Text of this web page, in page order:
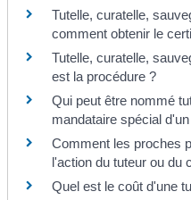
Tutelle, curatelle,
comment obtenir le
Tutelle, curatelle,
est la procédure ?
Qui peut être nommé
mandataire spécial
Comment les proches
l'action du tuteur ou du
Quel est le coût d'une